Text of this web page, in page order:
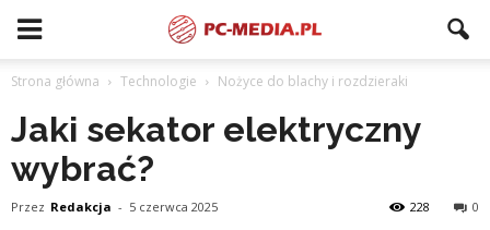
Strona główna Technologie Nożyce do blachy i rozdzieraki
Jaki sekator elektryczny
wybrać?
Przez Redakcja - 5 czerwca 2025 0
228